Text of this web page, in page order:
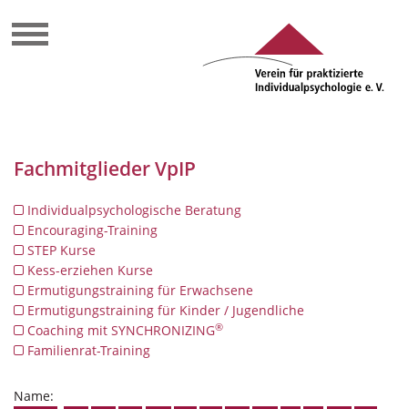
Fachmitglieder VpIP
Individualpsychologische Beratung
Encouraging-Training
STEP Kurse
Kess-erziehen Kurse
Ermutigungstraining für Erwachsene
Ermutigungstraining für Kinder / Jugendliche
Coaching mit SYNCHRONIZING®
Familienrat-Training
Name: